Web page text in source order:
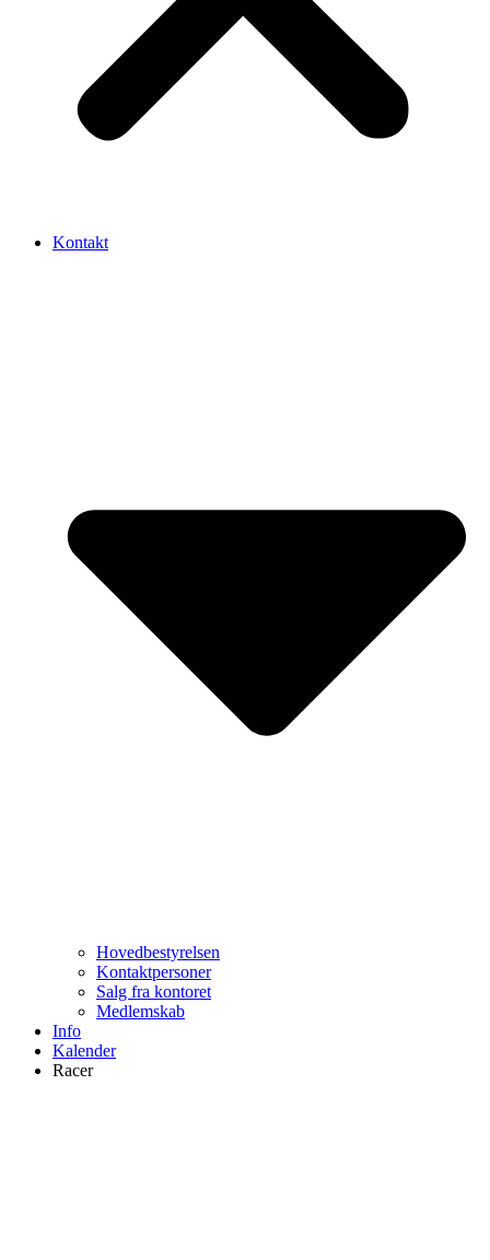
Kontakt
Hovedbestyrelsen
Kontaktpersoner
Salg fra kontoret
Medlemskab
Info
Kalender
Racer